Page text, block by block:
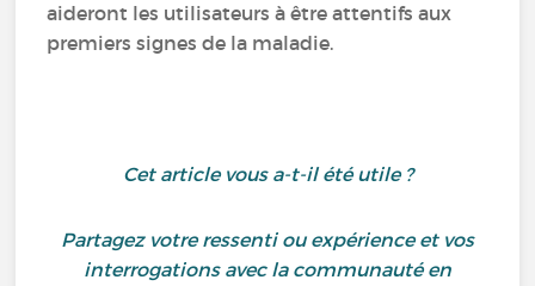
aideront les utilisateurs à être attentifs aux
premiers signes de la maladie.
Cet article vous a-t-il été utile ?
Partagez votre ressenti ou expérience et vos
interrogations avec la communauté en